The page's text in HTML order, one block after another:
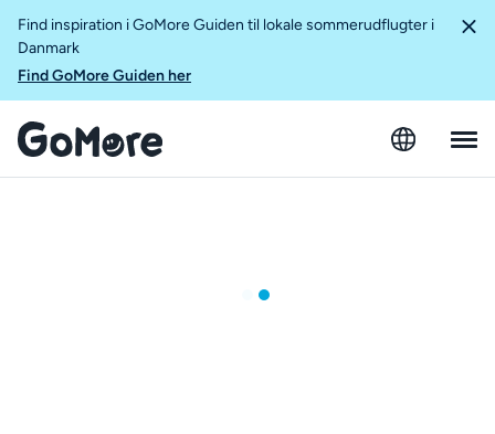
Find inspiration i GoMore Guiden til lokale sommerudflugter i
Danmark
Find GoMore Guiden her